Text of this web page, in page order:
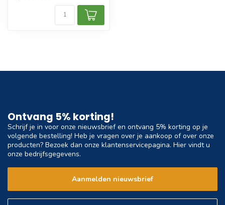
Ontvang 5% korting!
Schrijf je in voor onze nieuwsbrief en ontvang 5% korting op je
volgende bestelling! Heb je vragen over je aankoop of over onze
producten? Bezoek dan onze klantenservicepagina. Hier vindt u
onze bedrijfsgegevens.
Aanmelden nieuwsbrief